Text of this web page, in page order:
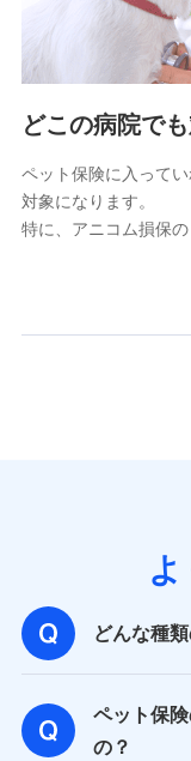
11.マイカー通勤
ビスに関しての
各種お問い合わせ
をお送りするため
アンケートの送付
分析するため
当社の対応品質向
個人情報保護
株式会社ドコモ
当社は利用目的
の取り扱いの全部
す。
当社は株式会社
人データを共同利
どこの病院で
ペット保険に入って
対象になります。
特に、アニコム損保
どんな種
ペット保
の？